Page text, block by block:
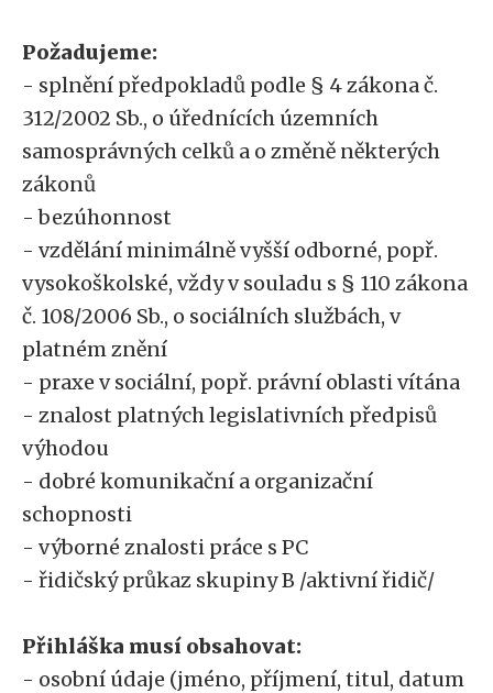
Požadujeme:
- splnění předpokladů podle § 4 zákona č.
312/2002 Sb., o úřednících územních
samosprávných celků a o změně některých
zákonů
- bezúhonnost
- vzdělání minimálně vyšší odborné, popř.
vysokoškolské, vždy v souladu s § 110 zákona
č. 108/2006 Sb., o sociálních službách, v
platném znění
- praxe v sociální, popř. právní oblasti vítána
- znalost platných legislativních předpisů
výhodou
- dobré komunikační a organizační
schopnosti
- výborné znalosti práce s PC
- řidičský průkaz skupiny B /aktivní řidič/
Přihláška musí obsahovat:
- osobní údaje (jméno, příjmení, titul, datum